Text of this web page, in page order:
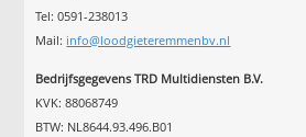
Tel: 0591-238013
Mail: info@loodgieteremmenbv.nl
Bedrijfsgegevens TRD Multidiensten B.V.
KVK: 88068749
BTW: NL8644.93.496.B01